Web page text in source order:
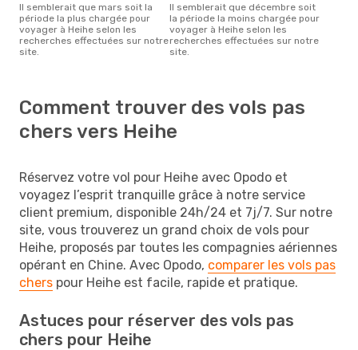
Il semblerait que mars soit la
période la plus chargée pour
voyager à Heihe selon les
recherches effectuées sur notre
site.
Il semblerait que décembre soit
la période la moins chargée pour
voyager à Heihe selon les
recherches effectuées sur notre
site.
Comment trouver des vols pas
chers vers Heihe
Réservez votre vol pour Heihe avec Opodo et
voyagez l’esprit tranquille grâce à notre service
client premium, disponible 24h/24 et 7j/7. Sur notre
site, vous trouverez un grand choix de vols pour
Heihe, proposés par toutes les compagnies aériennes
opérant en Chine. Avec Opodo, comparer les vols pas
chers pour Heihe est facile, rapide et pratique.
Astuces pour réserver des vols pas
chers pour Heihe